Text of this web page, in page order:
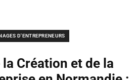
D'ENTREPRENEURS
Création et de la